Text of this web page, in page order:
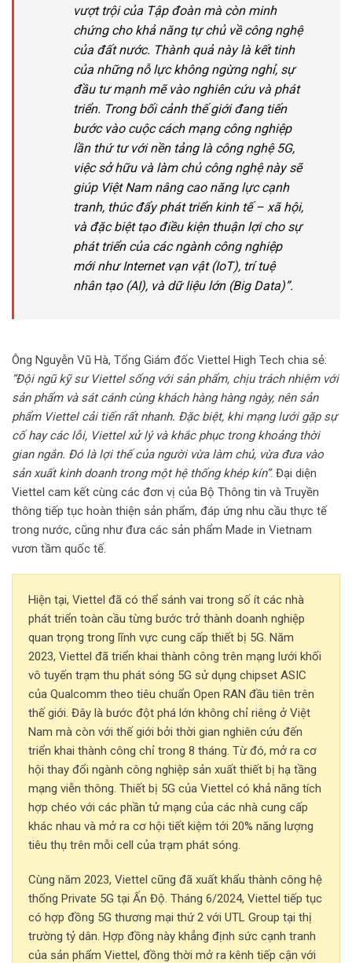
vượt trội của Tập đoàn mà còn minh
chứng cho khả năng tự chủ về công nghệ
của đất nước. Thành quả này là kết tinh
của những nỗ lực không ngừng nghỉ, sự
đầu tư mạnh mẽ vào nghiên cứu và phát
triển. Trong bối cảnh thế giới đang tiến
bước vào cuộc cách mạng công nghiệp
lần thứ tư với nền tảng là công nghệ 5G,
việc sở hữu và làm chủ công nghệ này sẽ
giúp Việt Nam nâng cao năng lực cạnh
tranh, thúc đẩy phát triển kinh tế – xã hội,
và đặc biệt tạo điều kiện thuận lợi cho sự
phát triển của các ngành công nghiệp
mới như Internet vạn vật (IoT), trí tuệ
nhân tạo (AI), và dữ liệu lớn (Big Data)”.
Ông Nguyễn Vũ Hà, Tổng Giám đốc Viettel High Tech chia sẻ:
“Đội ngũ kỹ sư Viettel sống với sản phẩm, chịu trách nhiệm với
sản phẩm và sát cánh cùng khách hàng hàng ngày, nên sản
phẩm Viettel cải tiến rất nhanh. Đặc biệt, khi mạng lưới gặp sự
cố hay các lỗi, Viettel xử lý và khắc phục trong khoảng thời
gian ngắn. Đó là lợi thế của người vừa làm chủ, vừa đưa vào
sản xuất kinh doanh trong một hệ thống khép kín”. Đại diện
Viettel cam kết cùng các đơn vị của Bộ Thông tin và Truyền
thông tiếp tục hoàn thiện sản phẩm, đáp ứng nhu cầu thực tế
trong nước, cũng như đưa các sản phẩm Made in Vietnam
vươn tầm quốc tế.
Hiện tại, Viettel đã có thể sánh vai trong số ít các nhà
phát triển toàn cầu từng bước trở thành doanh nghiệp
quan trọng trong lĩnh vực cung cấp thiết bị 5G. Năm
2023, Viettel đã triển khai thành công trên mạng lưới khối
vô tuyến trạm thu phát sóng 5G sử dụng chipset ASIC
của Qualcomm theo tiêu chuẩn Open RAN đầu tiên trên
thế giới. Đây là bước đột phá lớn không chỉ riêng ở Việt
Nam mà còn với thế giới bởi thời gian nghiên cứu đến
triển khai thành công chỉ trong 8 tháng. Từ đó, mở ra cơ
hội thay đổi ngành công nghiệp sản xuất thiết bị hạ tầng
mạng viễn thông. Thiết bị 5G của Viettel có khả năng tích
hợp chéo với các phần tử mạng của các nhà cung cấp
khác nhau và mở ra cơ hội tiết kiệm tới 20% năng lượng
tiêu thụ trên mỗi cell của trạm phát sóng.
Cùng năm 2023, Viettel cũng đã xuất khẩu thành công hệ
thống Private 5G tại Ấn Độ. Tháng 6/2024, Viettel tiếp tục
có hợp đồng 5G thương mại thứ 2 với UTL Group tại thị
trường tỷ dân. Hợp đồng này khẳng định sức cạnh tranh
của sản phẩm Viettel, đồng thời mở ra kênh tiếp cận với